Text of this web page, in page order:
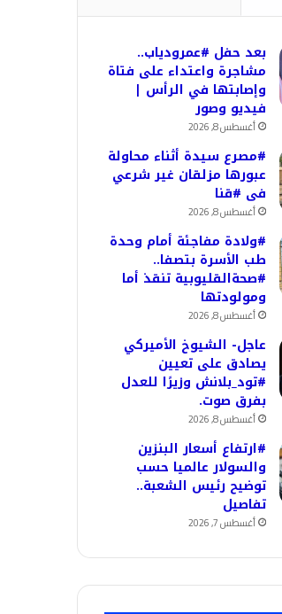
بعد حفل #عمرودياب..
مشاجرة واعتداء على فتاة
وإصابتها في الرأس |
فيديو وصور
أغسطس 8, 2026
#مصرع سيدة أثناء محاولة
عبورها مزلقان غير شرعي
فى #قنا
أغسطس 8, 2026
#ولادة مفاجئة أمام وحدة
طب الأسرة بتصفا..
#صحةالقليوبية تنقذ أما
ومولودتها
أغسطس 8, 2026
عاجل- الشيوخ الأميركي
يصادق على تعيين
#تود_بلانش وزيرًا للعدل
بفرق صوت.
أغسطس 8, 2026
#ارتفاع أسعار البنزين
والسولار عالميا حسب
توضيح رئيس الشعبة..
تفاصيل
أغسطس 7, 2026